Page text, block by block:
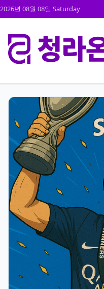
2026년 08월 08일 Saturday